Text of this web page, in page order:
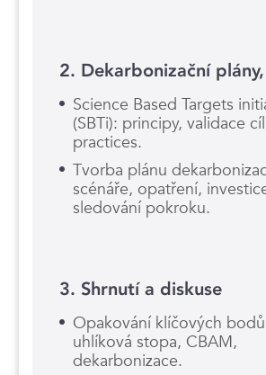
2. Dekarbonizační plány,
Science Based Targets
(SBTi): principy, validace
practices.
Tvorba plánu
scénáře, opatření,
sledování pokroku.
3. Shrnutí a diskuse
Opakování klíčových
uhlíková stopa, CBAM,
dekarbonizace.